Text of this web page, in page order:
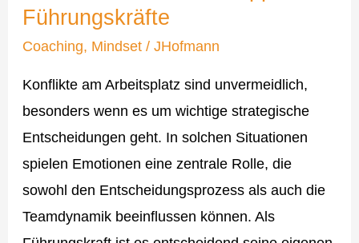
Führungskräfte
Coaching, Mindset /JHofmann
Konflikte am Arbeitsplatz sind unvermeidlich,
besonders wenn es um wichtige strategische
Entscheidungen geht. In solchen Situationen
spielen Emotionen eine zentrale Rolle, die
sowohl den Entscheidungsprozess als auch die
Teamdynamik beeinflussen können. Als
Tipps
für